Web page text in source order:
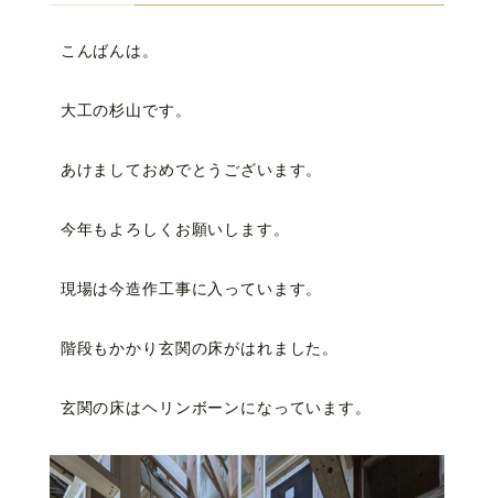
こんばんは。
大工の杉山です。
あけましておめでとうございます。
今年もよろしくお願いします。
現場は今造作工事に入っています。
階段もかかり玄関の床がはれました。
玄関の床はヘリンボーンになっています。